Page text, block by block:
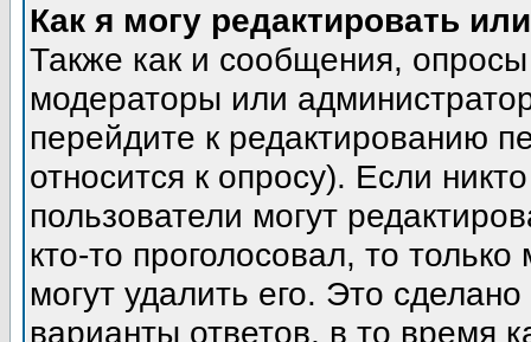
Как я могу редактировать
Также как и сообщения, опросы
модераторы или
перейдите к редактированию
относится к опросу). Если
пользователи могут
кто-то проголосовал, то
могут удалить его. Это
варианты ответов, в то время